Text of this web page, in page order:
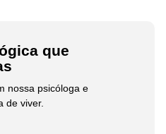
que
nossa psicóloga e
de viver.